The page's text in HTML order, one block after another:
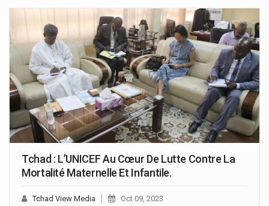
Tchad : L’UNICEF Au Cœur De Lutte Contre La
Mortalité Maternelle Et Infantile.
Tchad View Media Oct 09, 2023